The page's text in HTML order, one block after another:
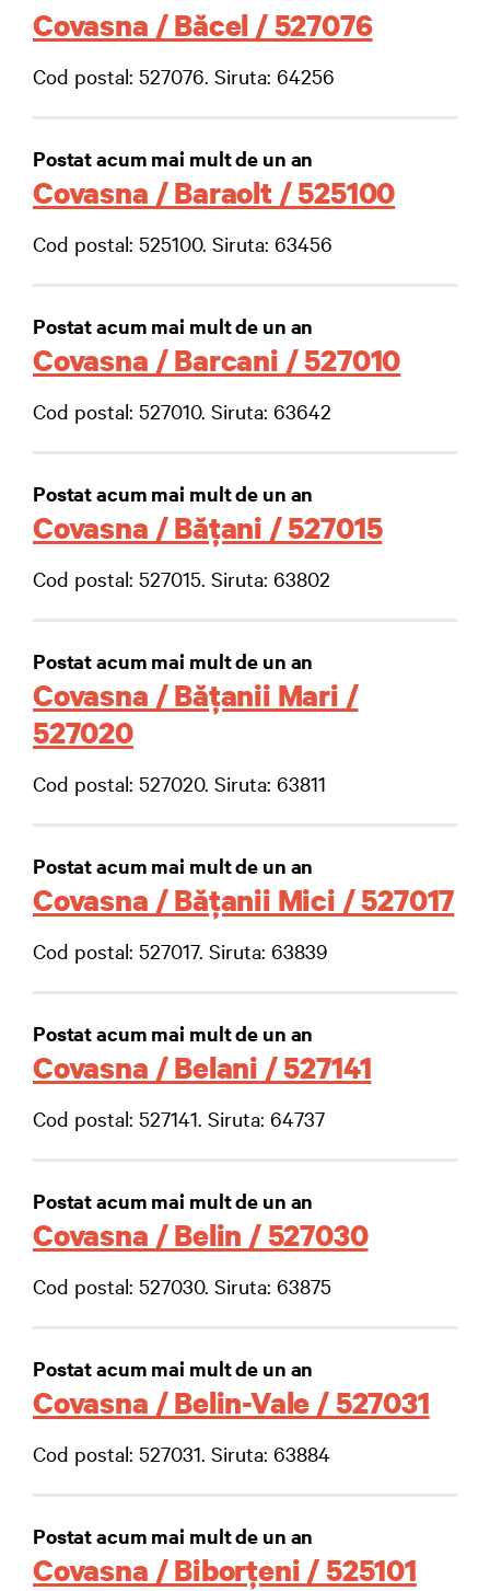
Covasna / Băcel / 527076
Cod postal: 527076. Siruta: 64256
Postat acum mai mult de un an
Covasna / Baraolt / 525100
Cod postal: 525100. Siruta: 63456
Postat acum mai mult de un an
Covasna / Barcani / 527010
Cod postal: 527010. Siruta: 63642
Postat acum mai mult de un an
Covasna / Băţani / 527015
Cod postal: 527015. Siruta: 63802
Postat acum mai mult de un an
Covasna / Băţanii Mari /
527020
Cod postal: 527020. Siruta: 63811
Postat acum mai mult de un an
Covasna / Băţanii Mici / 527017
Cod postal: 527017. Siruta: 63839
Postat acum mai mult de un an
Covasna / Belani / 527141
Cod postal: 527141. Siruta: 64737
Postat acum mai mult de un an
Covasna / Belin / 527030
Cod postal: 527030. Siruta: 63875
Postat acum mai mult de un an
Covasna / Belin-Vale / 527031
Cod postal: 527031. Siruta: 63884
Postat acum mai mult de un an
Covasna / Biborţeni / 525101